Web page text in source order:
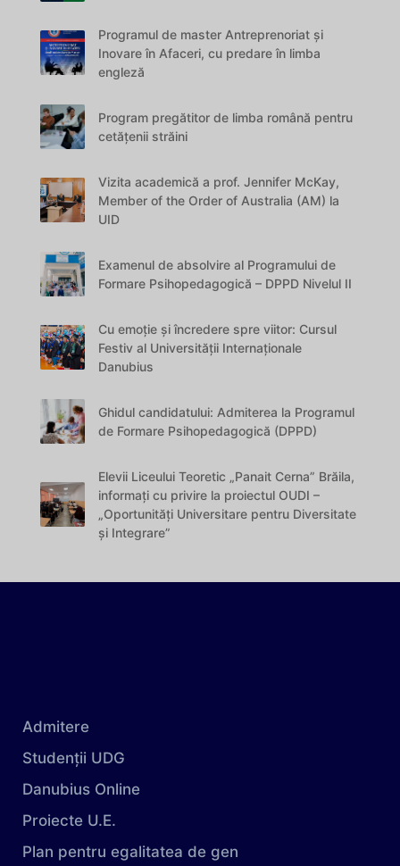
Programul de master Antreprenoriat și
Inovare în Afaceri, cu predare în limba
engleză
Program pregătitor de limba română pentru
cetățenii străini
Vizita academică a prof. Jennifer McKay,
Member of the Order of Australia (AM) la
UID
Examenul de absolvire al Programului de
Formare Psihopedagogică – DPPD Nivelul II
Cu emoție și încredere spre viitor: Cursul
Festiv al Universității Internaționale
Danubius
Ghidul candidatului: Admiterea la Programul
de Formare Psihopedagogică (DPPD)
Elevii Liceului Teoretic „Panait Cerna” Brăila,
informați cu privire la proiectul OUDI –
„Oportunități Universitare pentru Diversitate
și Integrare”
Admitere
Studenții UDG
Danubius Online
Proiecte U.E.
Plan pentru egalitatea de gen